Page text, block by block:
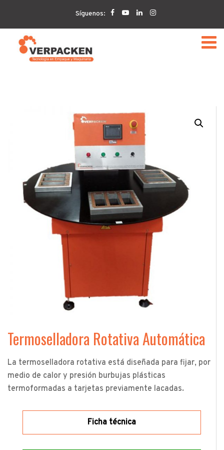
Síguenos:
Termoselladora Rotativa Automática
La termoselladora rotativa está diseñada para fijar, por
medio de calor y presión burbujas plásticas
termoformadas a tarjetas previamente lacadas.
Ficha técnica